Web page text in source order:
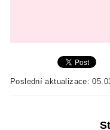
Poslední aktualizace: